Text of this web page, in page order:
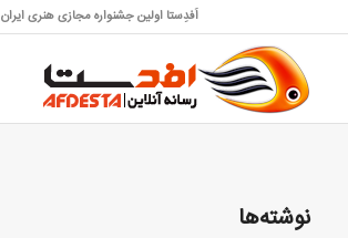
اَفدِستا اولین جشنواره مجازی هنری ایران
نوشته‌ها